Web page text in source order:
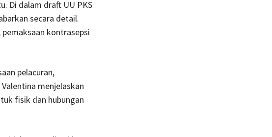
Di dalam draft UU PKS
secara detail.
kontrasepsi
pelacuran,
menjelaskan
fisik dan hubungan